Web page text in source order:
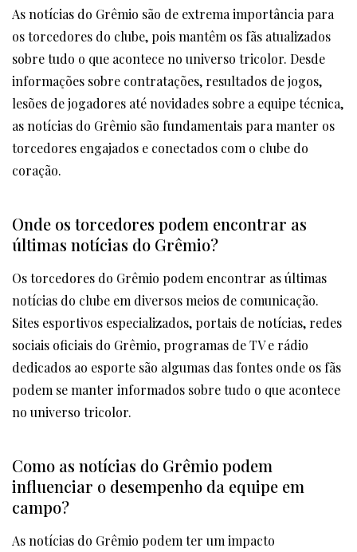
As notícias do Grêmio são de extrema importância para
os torcedores do clube, pois mantêm os fãs atualizados
sobre tudo o que acontece no universo tricolor. Desde
informações sobre contratações, resultados de jogos,
lesões de jogadores até novidades sobre a equipe técnica,
as notícias do Grêmio são fundamentais para manter os
torcedores engajados e conectados com o clube do
coração.
Onde os torcedores podem encontrar as
últimas notícias do Grêmio?
Os torcedores do Grêmio podem encontrar as últimas
notícias do clube em diversos meios de comunicação.
Sites esportivos especializados, portais de notícias, redes
sociais oficiais do Grêmio, programas de TV e rádio
dedicados ao esporte são algumas das fontes onde os fãs
podem se manter informados sobre tudo o que acontece
no universo tricolor.
Como as notícias do Grêmio podem
influenciar o desempenho da equipe em
campo?
As notícias do Grêmio podem ter um impacto